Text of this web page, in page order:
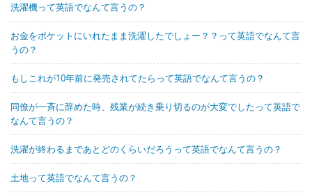
洗濯機って英語でなんて言うの？
お金をポケットにいれたまま洗濯したでしょー？？って英語でなんて言
うの？
もしこれが10年前に発売されてたらって英語でなんて言うの？
同僚が一斉に辞めた時、残業が続き乗り切るのが大変でしたって英語で
なんて言うの？
洗濯が終わるまであとどのくらいだろうって英語でなんて言うの？
土地って英語でなんて言うの？